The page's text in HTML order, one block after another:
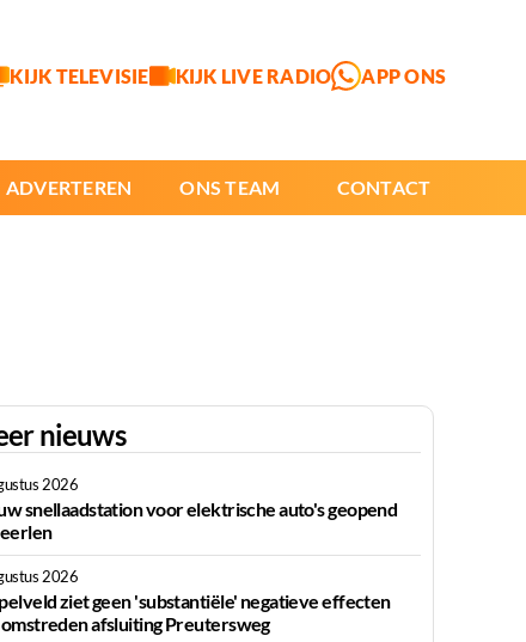
KIJK TELEVISIE KIJK LIVE RADIO APP ONS
ADVERTEREN ONS TEAM CONTACT
nieuws
2026
snellaadstation voor elektrische auto's geopend
2026
ziet geen 'substantiële' negatieve effecten
afsluiting Preutersweg